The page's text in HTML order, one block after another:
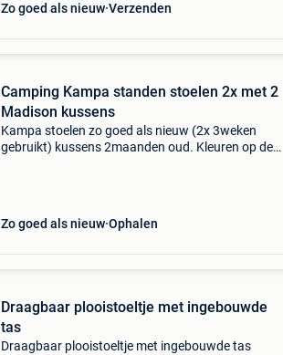
Zo goed als nieuw Verzenden
Camping Kampa standen stoelen 2x met 2
Madison kussens
Kampa stoelen zo goed als nieuw (2x 3weken
gebruikt) kussens 2maanden oud. Kleuren op de
Zo goed als nieuw Ophalen
Draagbaar plooistoeltje met ingebouwde
tas
Draagbaar plooistoeltje met ingebouwde tas